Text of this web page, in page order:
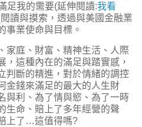
足我的需要(延伸閱讀:我看
讀與摸索，透過與美國金融業
事業使命與目標。
家庭、財富、精神生活、人際
，這種內在的滿足與踏實感，
判斷的精進，對於情緒的調控
金錢來滿足的最大的人生財
與利、為了情與慾、為了一時
生命、賠上了多年經營的聲
上了…這值得嗎?